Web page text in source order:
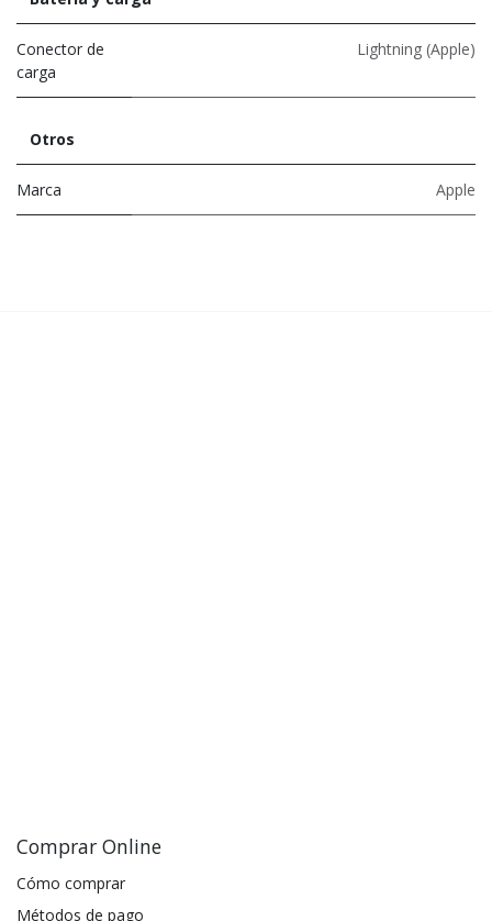
Conector de
carga
Lightning (Apple)
Otros
Marca Apple
Comprar Online
Cómo comprar
Métodos de pago